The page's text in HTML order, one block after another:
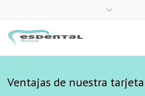
958 222 949
Ventajas de nuestra